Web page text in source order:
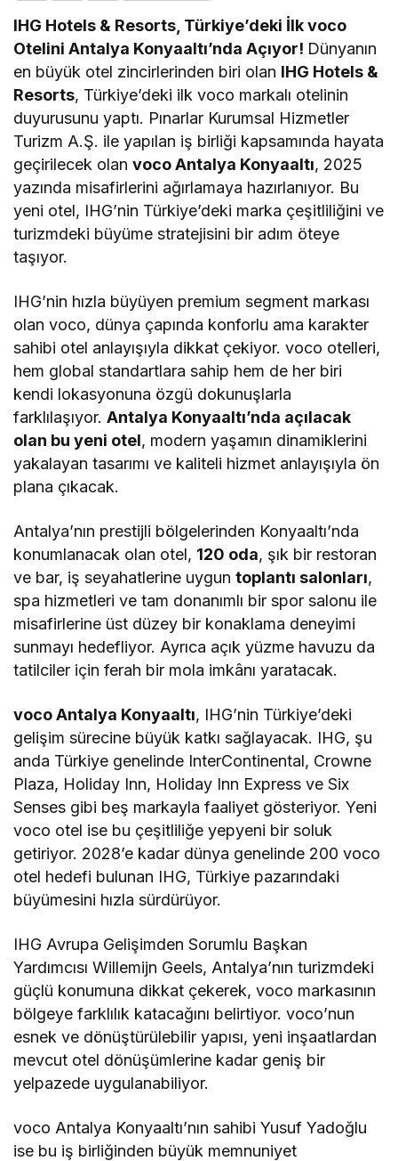
IHG Hotels & Resorts, Türkiye’deki İlk voco
Otelini Antalya Konyaaltı’nda Açıyor! Dünyanın
en büyük otel zincirlerinden biri olan IHG Hotels &
Resorts, Türkiye’deki ilk voco markalı otelinin
duyurusunu yaptı. Pınarlar Kurumsal Hizmetler
Turizm A.Ş. ile yapılan iş birliği kapsamında hayata
geçirilecek olanvoco Antalya Konyaaltı, 2025
yazında misafirlerini ağırlamaya hazırlanıyor. Bu
yeni otel, IHG’nin Türkiye’deki marka çeşitliliğini ve
turizmdeki büyüme stratejisini bir adım öteye
taşıyor.
IHG’nin hızla büyüyen premium segment markası
olan voco, dünya çapında konforlu ama karakter
sahibi otel anlayışıyla dikkat çekiyor. voco otelleri,
hem global standartlara sahip hem de her biri
kendi lokasyonuna özgü dokunuşlarla
farklılaşıyor.Antalya Konyaaltı’nda açılacak
olan bu yeni otel, modern yaşamın dinamiklerini
yakalayan tasarımı ve kaliteli hizmet anlayışıyla ön
plana çıkacak.
Antalya’nın prestijli bölgelerinden Konyaaltı’nda
konumlanacak olan otel, 120 oda, şık bir restoran
ve bar, iş seyahatlerine uyguntoplantı salonları,
spa hizmetleri ve tam donanımlı bir spor salonu ile
misafirlerine üst düzey bir konaklama deneyimi
sunmayı hedefliyor. Ayrıca açık yüzme havuzu da
tatilciler için ferah bir mola imkânı yaratacak.
voco Antalya Konyaaltı, IHG’nin Türkiye’deki
gelişim sürecine büyük katkı sağlayacak. IHG, şu
anda Türkiye genelinde InterContinental, Crowne
Plaza, Holiday Inn, Holiday Inn Express ve Six
Senses gibi beş markayla faaliyet gösteriyor. Yeni
voco otel ise bu çeşitliliğe yepyeni bir soluk
getiriyor. 2028’e kadar dünya genelinde 200 voco
otel hedefi bulunan IHG, Türkiye pazarındaki
büyümesini hızla sürdürüyor.
IHG Avrupa Gelişimden Sorumlu Başkan
Yardımcısı Willemijn Geels, Antalya’nın turizmdeki
güçlü konumuna dikkat çekerek, voco markasının
bölgeye farklılık katacağını belirtiyor. voco’nun
esnek ve dönüştürülebilir yapısı, yeni inşaatlardan
mevcut otel dönüşümlerine kadar geniş bir
yelpazede uygulanabiliyor.
voco Antalya Konyaaltı’nın sahibi Yusuf Yadoğlu
ise bu iş birliğinden büyük memnuniyet